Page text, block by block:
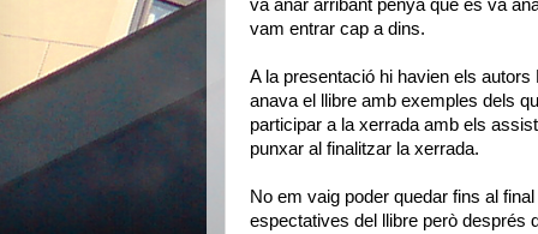
va anar arribant penya que es va
vam entrar cap a dins.
A la presentació hi havien els
anava el llibre amb exemples dels
participar a la xerrada amb els
punxar al finalitzar la xerrada.
No em vaig poder quedar fins al
espectatives del llibre però després